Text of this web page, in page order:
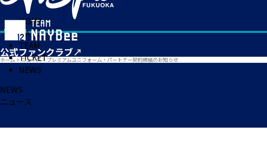
HOME
MATCH
TEAM
TICKET
NEWS
ホーム > ニュース> プレミアムユニフォーム・パートナー契約締結のお知らせ
NEWS
ニュース